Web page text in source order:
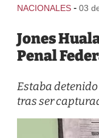
NACIONALES - 03
Jones
Penal
Estaba
tras ser